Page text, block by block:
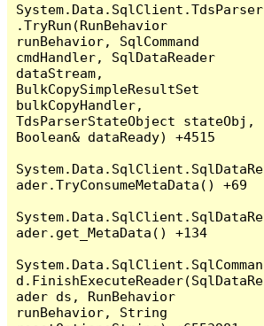
System.Data.SqlClient.TdsParser
.TryRun(RunBehavior
runBehavior, SqlCommand
cmdHandler, SqlDataReader
dataStream,
BulkCopySimpleResultSet
bulkCopyHandler,
TdsParserStateObject stateObj,
Boolean& dataReady) +4515
System.Data.SqlClient.SqlDataRe
ader.TryConsumeMetaData() +69
System.Data.SqlClient.SqlDataRe
ader.get_MetaData() +134
System.Data.SqlClient.SqlComman
d.FinishExecuteReader(SqlDataRe
ader ds, RunBehavior
runBehavior, String